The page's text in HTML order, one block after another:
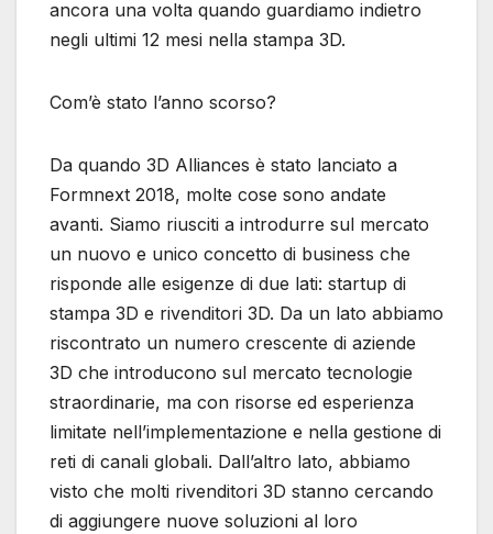
ancora una volta quando guardiamo indietro
negli ultimi 12 mesi nella stampa 3D.
Com’è stato l’anno scorso?
Da quando 3D Alliances è stato lanciato a
Formnext 2018, molte cose sono andate
avanti. Siamo riusciti a introdurre sul mercato
un nuovo e unico concetto di business che
risponde alle esigenze di due lati: startup di
stampa 3D e rivenditori 3D. Da un lato abbiamo
riscontrato un numero crescente di aziende
3D che introducono sul mercato tecnologie
straordinarie, ma con risorse ed esperienza
limitate nell’implementazione e nella gestione di
reti di canali globali. Dall’altro lato, abbiamo
visto che molti rivenditori 3D stanno cercando
di aggiungere nuove soluzioni al loro